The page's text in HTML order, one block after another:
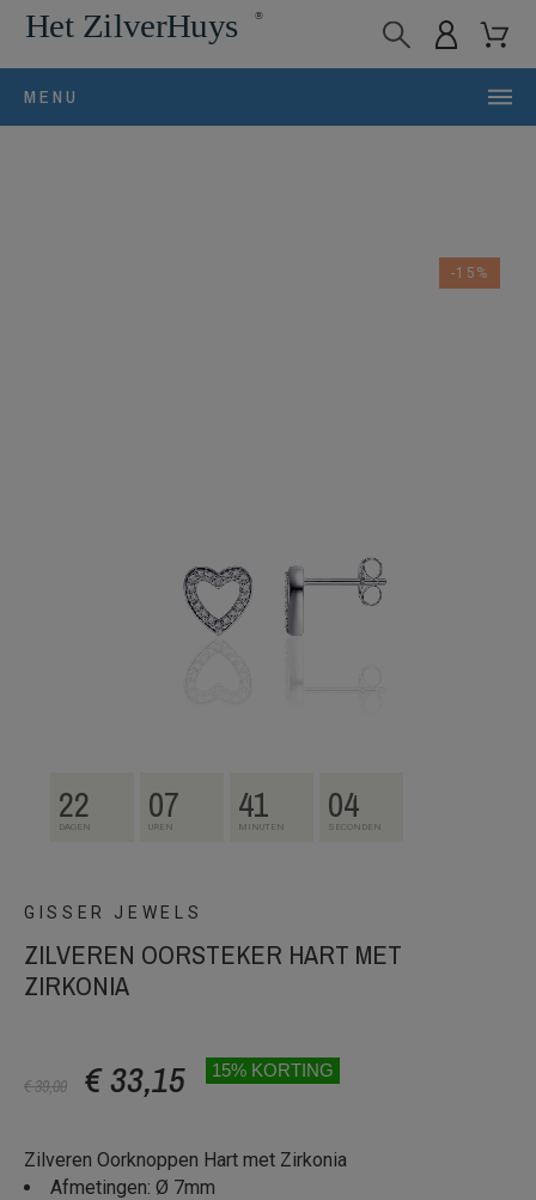
MENU
-15%
22
DAGEN 07
UREN 41
MINUTEN 04
SECONDEN
GISSER JEWELS
ZILVEREN OORSTEKER HART MET
ZIRKONIA
€ 39,00 € 33,15 15% KORTING
Zilveren Oorknoppen Hart met Zirkonia
Afmetingen: Ø 7mm